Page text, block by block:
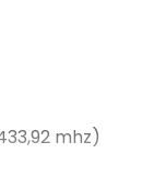
mhz)